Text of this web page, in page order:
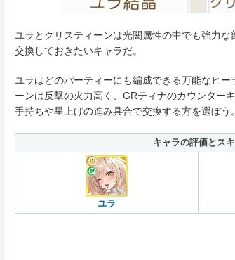
ユラとクリスティーンは光闇属性の中でも強力
交換しておきたいキャラだ。
ユラはどのパーティーにも編成できる万能なヒ
ーンは反撃の火力高く、GRティナのカウンター
手持ちや星上げの進み具合で交換する方を選ぼう。
キャラの評価とス
ユラ